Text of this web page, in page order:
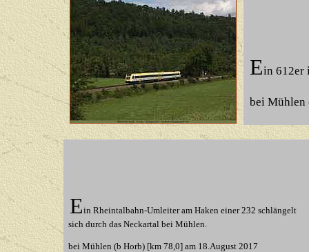
Ein 612er
bei Mühlen
Ein Rheintalbahn-Umleiter am Haken einer 232 schlängelt
sich durch das Neckartal bei Mühlen.
bei Mühlen (b Horb) [km 78,0] am 18.August 2017